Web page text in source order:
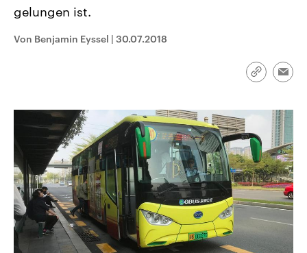
Sendungen
gelungen ist.
Von Benjamin Eyssel | 30.07.2018
Link